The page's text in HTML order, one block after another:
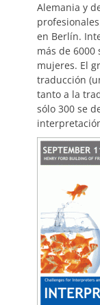
Alemania y
en Berlín.
más de 6000
mujeres. El
traducción
tanto a la
sólo 300 se